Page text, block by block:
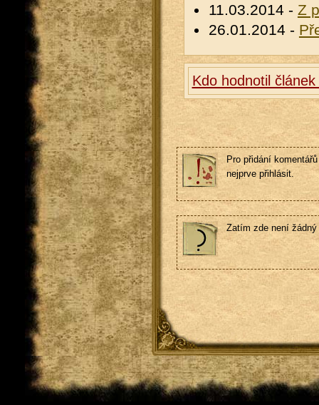
11.03.2014 - Z
26.01.2014 -
Kdo hodnotil
Pro přidání
nejprve přihlásit.
Zatím zde není žádný